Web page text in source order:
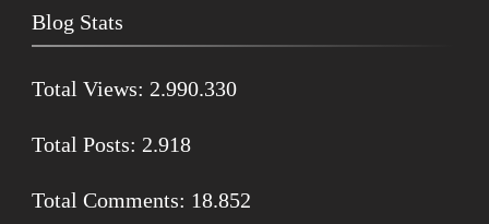
Blog Stats
Total Views: 2.990.330
Total Posts: 2.918
Total Comments: 18.852